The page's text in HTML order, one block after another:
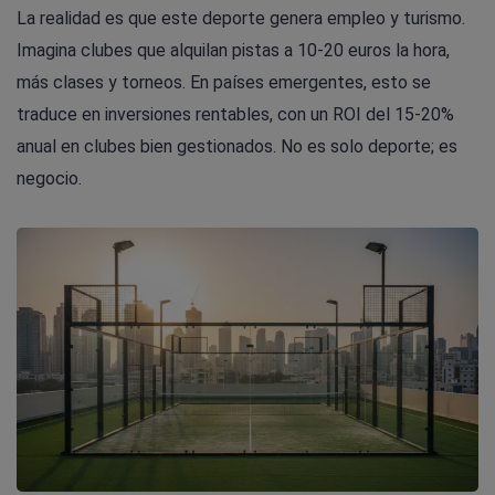
La realidad es que este deporte genera empleo y turismo.
Imagina clubes que alquilan pistas a 10-20 euros la hora,
más clases y torneos. En países emergentes, esto se
traduce en inversiones rentables, con un ROI del 15-20%
anual en clubes bien gestionados. No es solo deporte; es
negocio.